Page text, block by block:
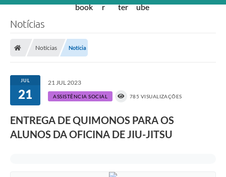
Publicações / Transparência
Secretarias
Expocal, Festa do Cavalo e o Relincho da Canção Nativa
Notícias
Notícias Notícia
JUL
21
21 JUL 2023
ASSISTÊNCIA SOCIAL 785 VISUALIZAÇÕES
ENTREGA DE QUIMONOS PARA OS
ALUNOS DA OFICINA DE JIU-JITSU